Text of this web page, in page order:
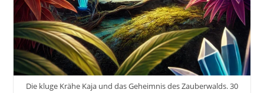
Die kluge Krähe Kaja und das Geheimnis des Zauberwalds. 30